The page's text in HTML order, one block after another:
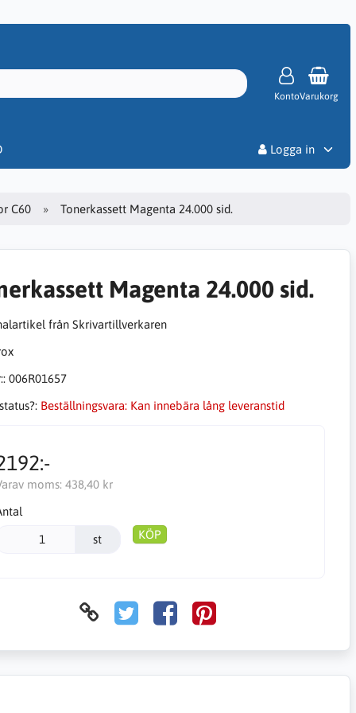
KontoVarukorg
Logga in
C60 Tonerkassett Magenta 24.000 sid.
Magenta 24.000 sid.
från Skrivartillverkaren
006R01657
Beställningsvara: Kan innebära lång leveranstid
moms: 438,40 kr
st KÖP